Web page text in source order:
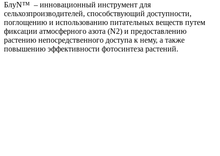
БлуN™ – инновационный инструмент для
сельхозпроизводителей, способствующий доступности,
поглощению и использованию питательных веществ путем
фиксации атмосферного азота (N2) и предоставлению
растению непосредственного доступа к нему, а также
повышению эффективности фотосинтеза растений.